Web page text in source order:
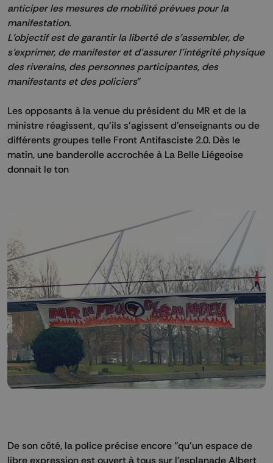
anticiper les mesures de mobilité prévues pour la
manifestation.
L’objectif est de garantir la liberté de s’assembler, de
s’exprimer, de manifester et d’assurer l’intégrité physique
des riverains, des personnes participantes, des
manifestants et des policiers"
Les opposants à la venue du président du MR et de la
ministre réagissent, qu'ils s'agissent d'enseignants ou de
différents groupes telle Front Antifasciste 2.0. Dès le
matin, une banderolle accrochée à La Belle Liégeoise
donnait le ton
De son côté, la police précise encore "qu'un espace de
libre expression est ouvert à tous sur l'esplanade Albert